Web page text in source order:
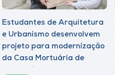
Estudantes de Arquitetura
e Urbanismo desenvolvem
projeto para modernização
da Casa Mortuária de